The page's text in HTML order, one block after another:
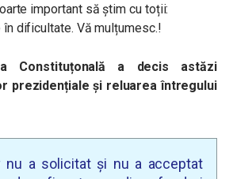
important să știm cu toții:
în dificultate. Vă mulțumesc.!
Constituțonală a decis astăzi
prezidențiale și reluarea întregului
nu a solicitat și nu a acceptat